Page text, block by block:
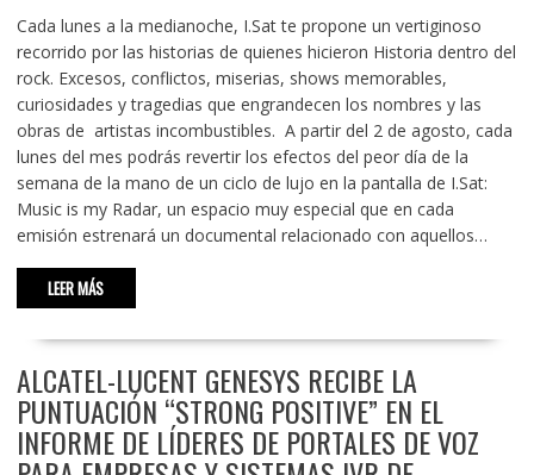
Cada lunes a la medianoche, I.Sat te propone un vertiginoso
recorrido por las historias de quienes hicieron Historia dentro del
rock. Excesos, conflictos, miserias, shows memorables,
curiosidades y tragedias que engrandecen los nombres y las
obras de artistas incombustibles. A partir del 2 de agosto, cada
lunes del mes podrás revertir los efectos del peor día de la
semana de la mano de un ciclo de lujo en la pantalla de I.Sat:
Music is my Radar, un espacio muy especial que en cada
emisión estrenará un documental relacionado con aquellos…
LEER MÁS
ALCATEL-LUCENT GENESYS RECIBE LA
PUNTUACIÓN “STRONG POSITIVE” EN EL
INFORME DE LÍDERES DE PORTALES DE VOZ